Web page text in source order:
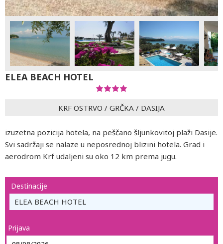
ELEA BEACH HOTEL
KRF OSTRVO / GRČKA / DASIJA
izuzetna pozicija hotela, na peščano šljunkovitoj plaži Dasije.
Svi sadržaji se nalaze u neposrednoj blizini hotela. Grad i
aerodrom Krf udaljeni su oko 12 km prema jugu.
Destinacije
ELEA BEACH HOTEL
Prijava